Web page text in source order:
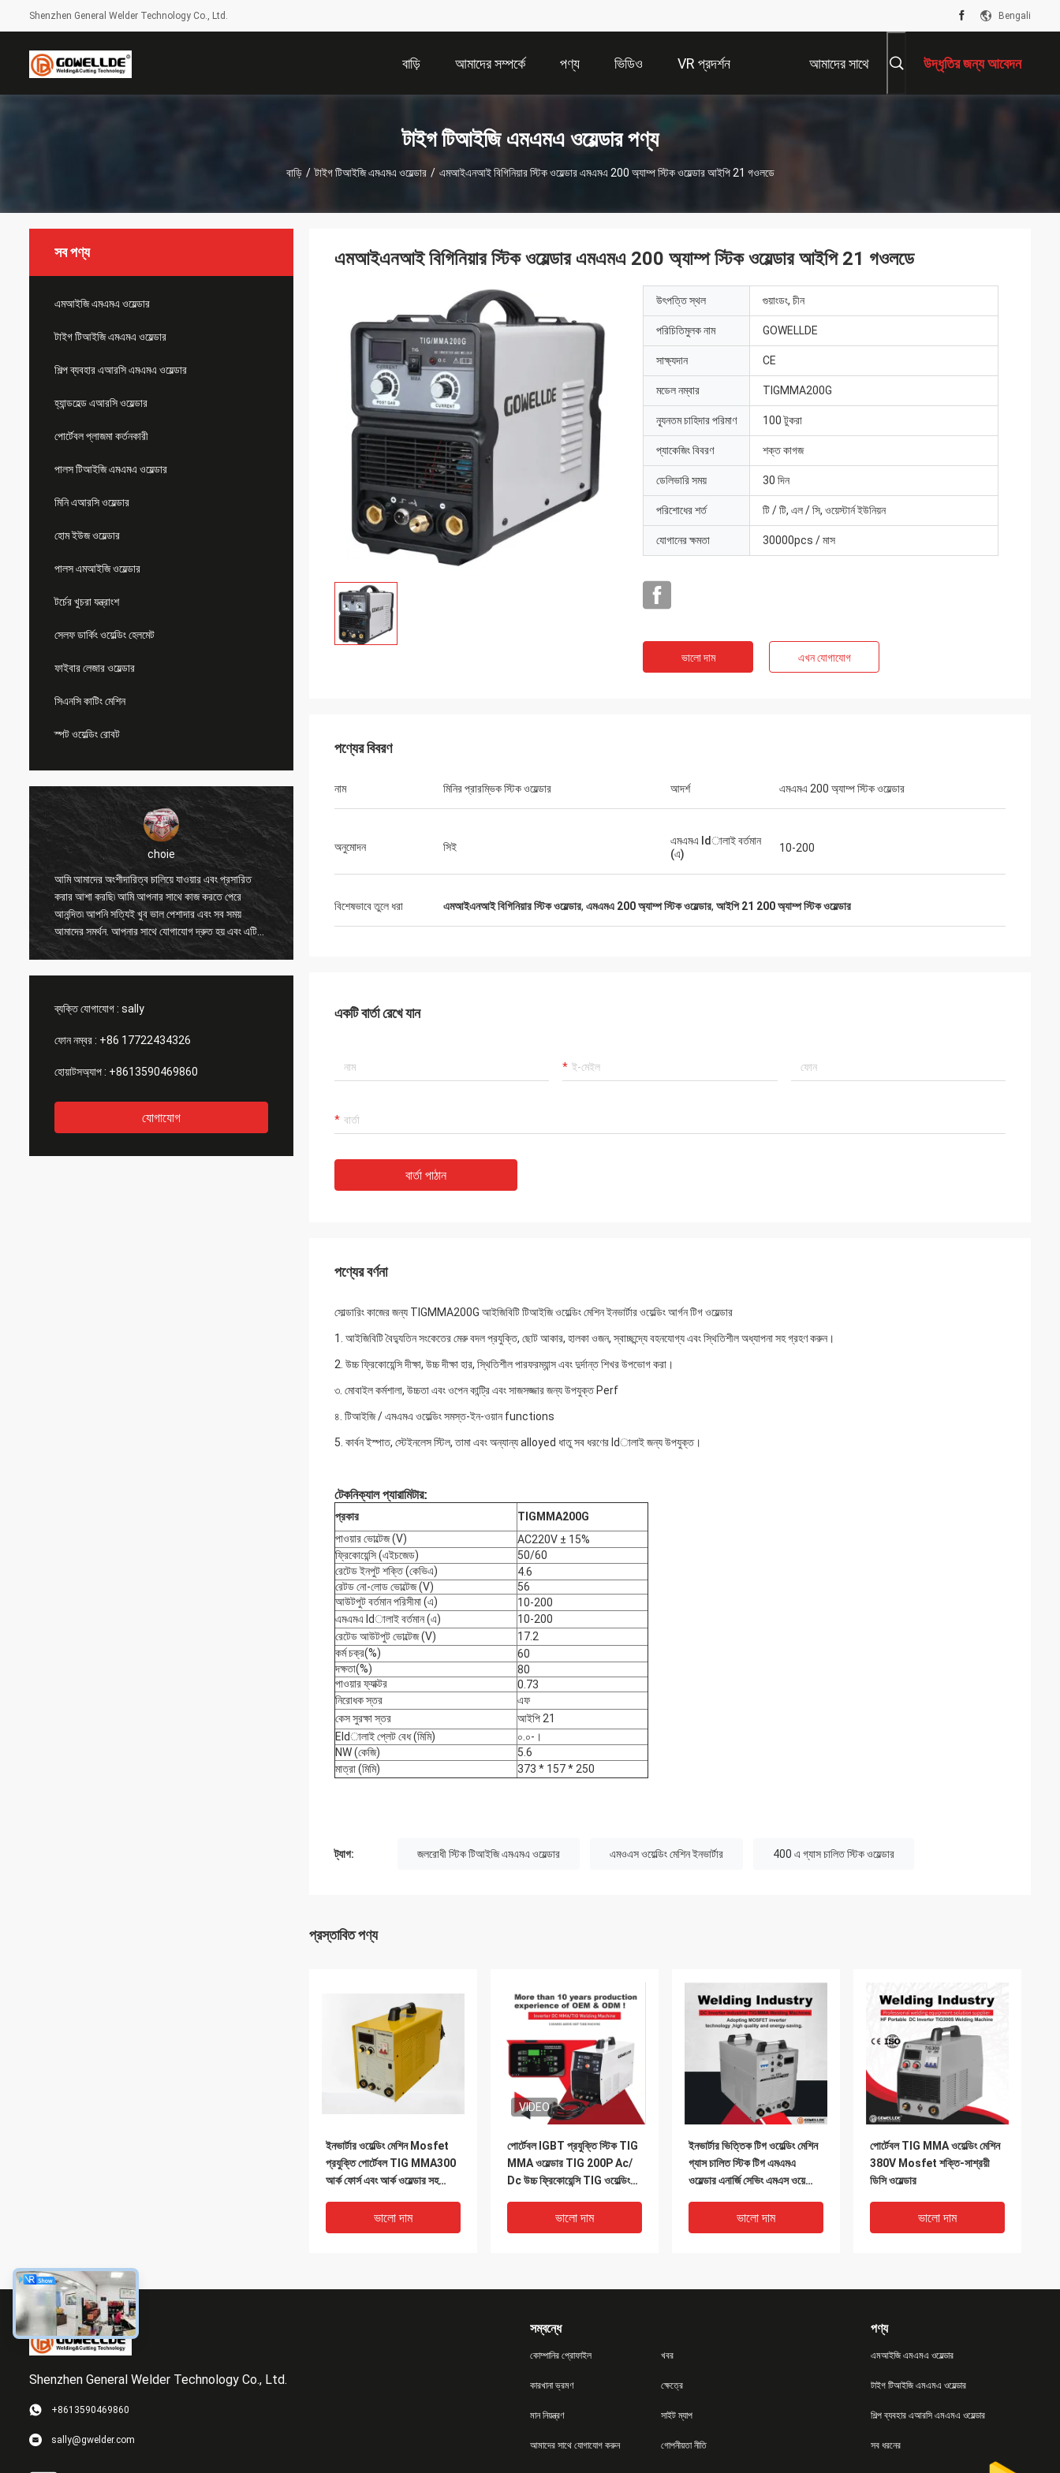
Shenzhen General Welder Technology Co., Ltd. Bengali
বাড়ি আমাদের সম্পর্কে পণ্য ভিডিও VR প্রদর্শন আমাদের সাথে উদ্ধৃতির জন্য আবেদন
টাইগ টিআইজি এমএমএ ওয়েল্ডার পণ্য
বাড়ি / টাইগ টিআইজি এমএমএ ওয়েল্ডার / এমআইএনআই বিগিনিয়ার স্টিক ওয়েল্ডার এমএমএ 200 অ্যাম্প স্টিক ওয়েল্ডার আইপি 21 গওলডে
সব পণ্য
এমআইজি এমএমএ ওয়েল্ডার
টাইগ টিআইজি এমএমএ ওয়েল্ডার
শিল্প ব্যবহার এআরসি এমএমএ ওয়েল্ডার
হ্যান্ডহেল্ড এআরসি ওয়েল্ডার
পোর্টেবল প্লাজমা কর্তনকারী
পালস টিআইজি এমএমএ ওয়েল্ডার
মিনি এআরসি ওয়েল্ডার
হোম ইউজ ওয়েল্ডার
পালস এমআইজি ওয়েল্ডার
টর্চের খুচরা যন্ত্রাংশ
সেলফ ডার্কিং ওয়েল্ডিং হেলমেট
ফাইবার লেজার ওয়েল্ডার
সিএনসি কাটিং মেশিন
স্পট ওয়েল্ডিং রোবট
choie
আমি আমাদের অংশীদারিত্ব চালিয়ে যাওয়ার এবং প্রসারিত
করার আশা করছি৷ আমি আপনার সাথে কাজ করতে পেরে
আনন্দিত৷ আপনি সত্যিই খুব ভাল পেশাদার এবং সব সময়
আমাদের সমর্থন. আপনার সাথে যোগাযোগ দ্রুত হয় এবং এটি
সবচেয়ে গুরুত্বপূর্ণ বিষয়।
আমি আপনার সাথে সহযোগিতা করে সন্তুষ্ট, আপনি আমার এবং
করতে সাহায্য করেন, তাই আমি সত্যিই আপনার প্রশংসা করি,
এবং মূল্য যুক্তিসঙ্গত এবং প্রতিযোগিতামূলক, আমরা আপনার
ব্যক্তি যোগাযোগ : sally
ফোন নম্বর : +86 17722434326
হোয়াটসঅ্যাপ : +8613590469860
যোগাযোগ
এমআইএনআই বিগিনিয়ার স্টিক ওয়েল্ডার এমএমএ 200 অ্যাম্প স্টিক ওয়েল্ডার আইপি 21 গওলডে
উৎপত্তি স্থল গুয়াংডং, চীন
পরিচিতিমুলক নাম GOWELLDE
সাক্ষ্যদান CE
মডেল নম্বার TIGMMA200G
ন্যূনতম চাহিদার পরিমাণ 100 টুকরা
প্যাকেজিং বিবরণ শক্ত কাগজ
ডেলিভারি সময় 30 দিন
পরিশোধের শর্ত টি / টি, এল / সি, ওয়েস্টার্ন ইউনিয়ন
যোগানের ক্ষমতা 30000pcs / মাস
ভালো দাম এখন যোগাযোগ
পণ্যের বিবরণ
নাম মিনির প্রারম্ভিক স্টিক ওয়েল্ডার আদর্শ এমএমএ 200 অ্যাম্প স্টিক ওয়েল্ডার
অনুমোদন সিই
এমএমএ ldালাই বর্তমান
(এ)
10-200
বিশেষভাবে তুলে ধরা এমআইএনআই বিগিনিয়ার স্টিক ওয়েল্ডার, এমএমএ 200 অ্যাম্প স্টিক ওয়েল্ডার, আইপি 21 200 অ্যাম্প স্টিক ওয়েল্ডার
একটি বার্তা রেখে যান
বার্তা পাঠান
পণ্যের বর্ণনা
সোল্ডারিং কাজের জন্য TIGMMA200G আইজিবিটি টিআইজি ওয়েল্ডিং মেশিন ইনভার্টার ওয়েল্ডিং আর্গন টিগ ওয়েল্ডার
1. আইজিবিটি বৈদ্যুতিন সংকেতের মেরু বদল প্রযুক্তি, ছোট আকার, হালকা ওজন, স্বাচ্ছন্দ্যে বহনযোগ্য এবং স্থিতিশীল অধ্যাপনা সহ গ্রহণ করুন।
2. উচ্চ ফ্রিকোয়েন্সি দীক্ষা, উচ্চ দীক্ষা হার, স্থিতিশীল পারফরম্যান্স এবং দুর্দান্ত শিখর উপভোগ করা।
৩. মোবাইল কর্মশালা, উচ্চতা এবং ওপেন কান্ট্রি এবং সাজসজ্জার জন্য উপযুক্ত Perf
৪. টিআইজি / এমএমএ ওয়েল্ডিং সমস্ত-ইন-ওয়ান functions
5. কার্বন ইস্পাত, স্টেইনলেস স্টিল, তামা এবং অন্যান্য alloyed ধাতু সব ধরণের ldালাই জন্য উপযুক্ত।
টেকনিক্যাল প্যারামিটার:
প্রকার
TIGMMA200G
পাওয়ার ভোল্টেজ (V)
AC220V ± 15%
ফ্রিকোয়েন্সি (এইচজেড)
50/60
রেটেড ইনপুট শক্তি (কেভিএ)
4.6
রেটড নো-লোড ভোল্টেজ (V)
56
আউটপুট বর্তমান পরিসীমা (এ)
10-200
এমএমএ ldালাই বর্তমান (এ)
10-200
রেটেড আউটপুট ভোল্টেজ (V)
17.2
কর্ম চক্র(%)
60
দক্ষতা(%)
80
পাওয়ার ফ্যাক্টর
0.73
নিরোধক স্তর
এফ
কেস সুরক্ষা স্তর
আইপি 21
Eldালাই প্লেট বেধ (মিমি)
০.০-।
NW (কেজি)
5.6
মাত্রা (মিমি)
373 * 157 * 250
ট্যাগ: জলরোধী স্টিক টিআইজি এমএমএ ওয়েল্ডার এমওএস ওয়েল্ডিং মেশিন ইনভার্টার 400 এ গ্যাস চালিত স্টিক ওয়েল্ডার
প্রস্তাবিত পণ্য
ইনভার্টার ওয়েল্ডিং মেশিন Mosfet
প্রযুক্তি পোর্টেবল TIG MMA300
আর্ক ফোর্স এবং আর্ক ওয়েল্ডার সহ
ভালো দাম
VIDEO
পোর্টেবল IGBT প্রযুক্তি স্টিক TIG
MMA ওয়েল্ডার TIG 200P Ac/
Dc উচ্চ ফ্রিকোয়েন্সি TIG ওয়েল্ডিং
ভালো দাম
ইনভার্টার ভিত্তিক টিগ ওয়েল্ডিং মেশিন
গ্যাস চালিত স্টিক টিগ এমএমএ
ওয়েল্ডার এনার্জি সেভিং এমএস ওয়েল্ডিং
ভালো দাম
পোর্টেবল TIG MMA ওয়েল্ডিং মেশিন
380V Mosfet শক্তি-সাশ্রয়ী
ডিসি ওয়েল্ডার
ভালো দাম
টিআইজি 500 আই স্টিক টিআইজি
Shenzhen General Welder Technology Co., Ltd.
+8613590469860
sally@gwelder.com
সম্বন্ধে
কোম্পানির প্রোফাইল
কারখানা ভ্রমণ
মান নিয়ন্ত্রণ
আমাদের সাথে যোগাযোগ করুন
খবর
ক্ষেত্রে
সাইট ম্যাপ
গোপনীয়তা নীতি
পণ্য
এমআইজি এমএমএ ওয়েল্ডার
টাইগ টিআইজি এমএমএ ওয়েল্ডার
শিল্প ব্যবহার এআরসি এমএমএ ওয়েল্ডার
সব ধরনের